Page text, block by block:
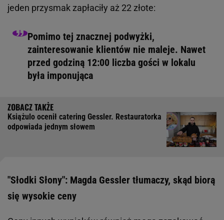
jeden przysmak zapłaciły aż 22 złote:
Pomimo tej znacznej podwyżki,
zainteresowanie klientów nie maleje. Nawet
przed godziną 12:00 liczba gości w lokalu
była imponująca
Książulo ocenił catering Gessler. Restauratorka
odpowiada jednym słowem
"Słodki Słony": Magda Gessler tłumaczy, skąd biorą
się wysokie ceny